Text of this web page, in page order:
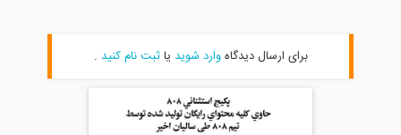
برای ارسال دیدگاهوارد شویدیاثبت نام کنید.